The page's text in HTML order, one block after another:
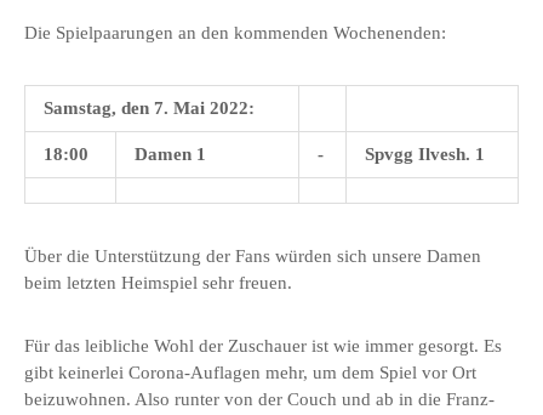
Die Spielpaarungen an den kommenden Wochenenden:
Samstag, den 7. Mai 2022:
18:00 Damen 1 - Spvgg Ilvesh. 1
Über die Unterstützung der Fans würden sich unsere Damen
beim letzten Heimspiel sehr freuen.
Für das leibliche Wohl der Zuschauer ist wie immer gesorgt. Es
gibt keinerlei Corona-Auflagen mehr, um dem Spiel vor Ort
beizuwohnen. Also runter von der Couch und ab in die Franz-